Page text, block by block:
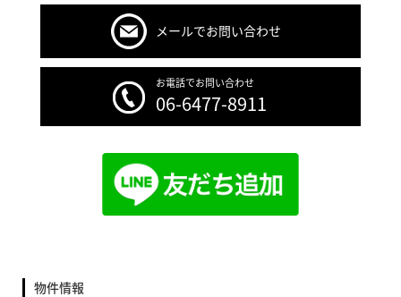
メールでお問い合わせ
お電話でお問い合わせ
06-6477-8911
物件情報